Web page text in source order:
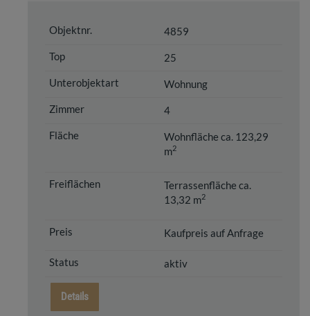
4859
25
Wohnung
4
Wohnfläche ca. 123,29
m2
Terrassenfläche ca.
13,32 m2
Kaufpreis auf Anfrage
aktiv
Details